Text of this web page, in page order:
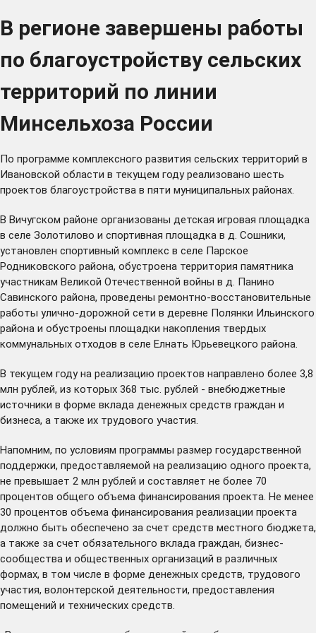
В регионе завершены работы
по благоустройству сельских
территорий по линии
Минсельхоза России
По программе комплексного развития сельских территорий в
Ивановской области в текущем году реализовано шесть
проектов благоустройства в пяти муниципальных районах.
В Вичугском районе организованы детская игровая площадка
в селе Золотилово и спортивная площадка в д. Сошники,
установлен спортивный комплекс в селе Парское
Родниковского района, обустроена территория памятника
участникам Великой Отечественной войны в д. Панино
Савинского района, проведены ремонтно-восстановительные
работы улично-дорожной сети в деревне Полянки Ильинского
района и обустроены площадки накопления твердых
коммунальных отходов в селе Елнать Юрьевецкого района.
В текущем году на реализацию проектов направлено более 3,8
млн рублей, из которых 368 тыс. рублей - внебюджетные
источники в форме вклада денежных средств граждан и
бизнеса, а также их трудового участия.
Напомним, по условиям программы размер государственной
поддержки, предоставляемой на реализацию одного проекта,
не превышает 2 млн рублей и составляет не более 70
процентов общего объема финансирования проекта. Не менее
30 процентов объема финансирования реализации проекта
должно быть обеспечено за счет средств местного бюджета,
а также за счет обязательного вклада граждан, бизнес-
сообщества и общественных организаций в различных
формах, в том числе в форме денежных средств, трудового
участия, волонтерской деятельности, предоставления
помещений и технических средств.